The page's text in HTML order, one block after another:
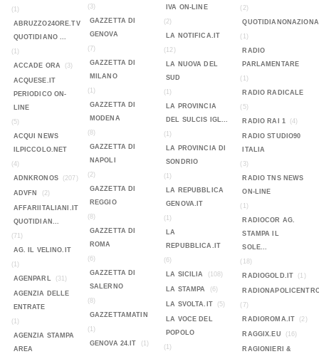
(1)
ABRUZZO24ORE.TV
QUOTIDIANO ...
(1)
ACCADE ORA
(3)
ACQUESE.IT
PERIODICO ON-
LINE
(5)
ACQUI NEWS
ILPICCOLO.NET
(4)
ADNKRONOS
(207)
ADVFN (2)
AFFARIITALIANI.IT
QUOTIDIAN...
(71)
AG. IL VELINO.IT
(1)
AGENPARL
(31)
AGENZIA DELLE
ENTRATE
(1)
AGENZIA STAMPA
AREA
(3)
GAZZETTA DI
GENOVA
(7)
GAZZETTA DI
MILANO
(1)
GAZZETTA DI
MODENA
(8)
GAZZETTA DI
NAPOLI
(2)
GAZZETTA DI
REGGIO
(8)
GAZZETTA DI
ROMA
(6)
GAZZETTA DI
SALERNO
(8)
GAZZETTAMATIN
(1)
GENOVA 24.IT
(1)
IVA ON-LINE
(2)
LA NOTIFICA.IT
(12)
LA NUOVA DEL
SUD
(1)
LA PROVINCIA
DEL SULCIS IGL...
(1)
LA PROVINCIA DI
SONDRIO
(1)
LA REPUBBLICA
GENOVA.IT
(1)
LA
REPUBBLICA.IT
(6)
LA SICILIA
(108)
LA STAMPA (6)
LA SVOLTA.IT (5)
LA VOCE DEL
POPOLO
(1)
(2)
(1)
RADIO
PARLAMENTARE
(1)
RADIO RADICALE
(5)
RADIO RAI 1
(4)
RADIO STUDIO90
ITALIA
(3)
RADIO TNS NEWS
ON-LINE
(1)
RADIOCOR AG.
STAMPA IL
SOLE...
(18)
RADIOGOLD.IT
(1)
(7)
RADIOROMA.IT
(2)
RAGGIX.EU (16)
RAGIONIERI &